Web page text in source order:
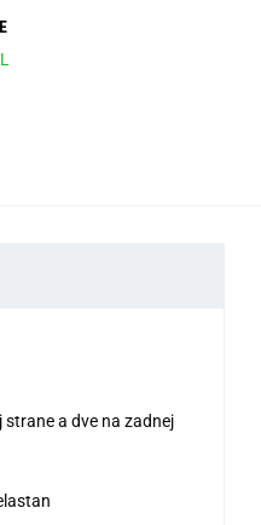
strane a dve na zadnej